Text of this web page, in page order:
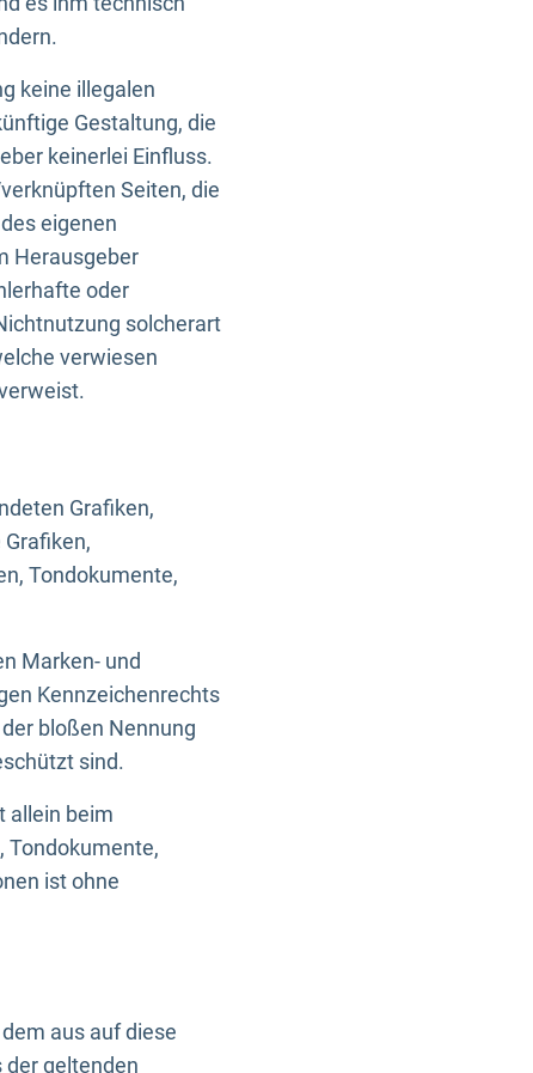
keine illegalen
Gestaltung, die
keinerlei Einfluss.
Seiten, die
eigenen
Herausgeber
oder
solcherart
verwiesen
Grafiken,
Tondokumente,
Marken- und
Kennzeichenrechts
bloßen Nennung
sind.
allein beim
Tondokumente,
ist ohne
aus auf diese
der geltenden